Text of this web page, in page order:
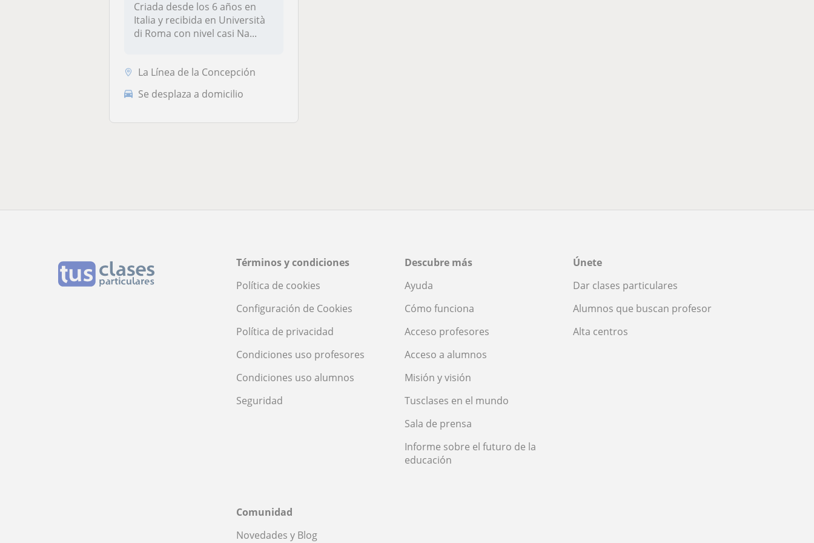
Criada desde los 6 años en
Italia y recibida en Università
di Roma con nivel casi Na...
La Línea de la Concepción
Se desplaza a domicilio
Términos y condiciones
Política de cookies
Configuración de Cookies
Política de privacidad
Condiciones uso profesores
Condiciones uso alumnos
Seguridad
Descubre más
Ayuda
Cómo funciona
Acceso profesores
Acceso a alumnos
Misión y visión
Tusclases en el mundo
Sala de prensa
Informe sobre el futuro de la
educación
Únete
Dar clases particulares
Alumnos que buscan profesor
Alta centros
Comunidad
Novedades y Blog